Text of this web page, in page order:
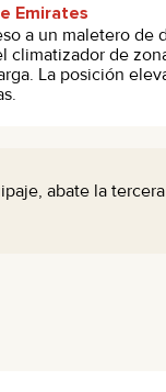
Emirates
a un maletero de
climatizador de
La posición
abate la